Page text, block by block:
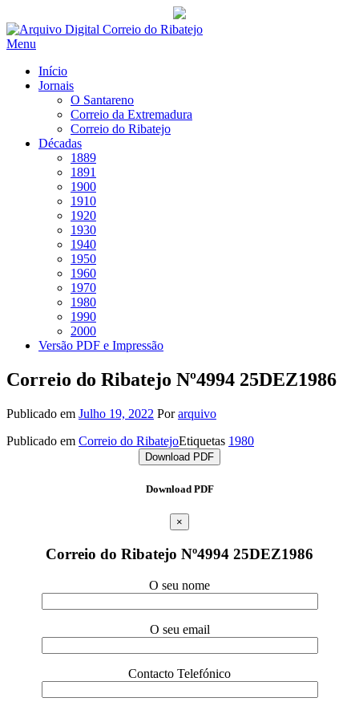
Saltar
para
Menu
Início
Jornais
O Santareno
Correio da Extremadura
Correio do Ribatejo
Décadas
1889
1891
1900
1910
1920
1930
1940
1950
1960
1970
1980
1990
2000
Versão PDF e Impressão
Correio do Ribatejo Nº4994 25DEZ1986
Publicado em Julho 19, 2022 Porarquivo
Publicado em Correio do RibatejoEtiquetas 1980
Download PDF
Download PDF
×
Correio do Ribatejo Nº4994 25DEZ1986
O seu nome
O seu email
Contacto Telefónico